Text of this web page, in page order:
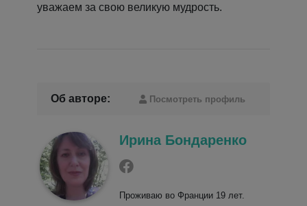
уважаем за свою великую мудрость.
Об авторе: Посмотреть профиль
Ирина Бондаренко
Проживаю во Франции 19 лет.